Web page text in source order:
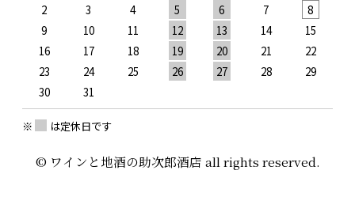
2
3 4 5 6 7
8
9
10 11 12 13 14
15
16
17 18 19 20 21
22
23
24 25 26 27 28
29
30
31
※ は定休日です
© ワインと地酒の助次郎酒店 all rights reserved.